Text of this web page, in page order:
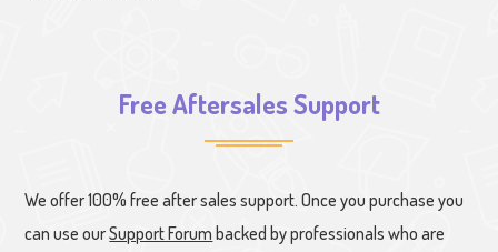
Free Aftersales Support
We offer 100% free after sales support. Once you purchase you
can use ourSupport Forum backed by professionals who are